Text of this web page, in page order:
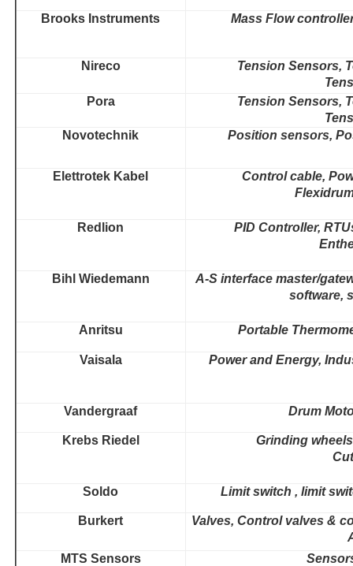
Brooks Instruments
Mass Flow
Nireco
Tension Sensors,
Pora
Tension Sensors,
Novotechnik
Position sensors,
Elettrotek Kabel
Control cable,
Redlion
PID Controller,
Bihl Wiedemann
A-S interface master/
software,
Anritsu Portable
Vaisala Power and Energy,
Vandergraaf Drum
Krebs Riedel
Grinding
Soldo Limit switch , limit
Burkert
Valves, Control valves &
MTS Sensors